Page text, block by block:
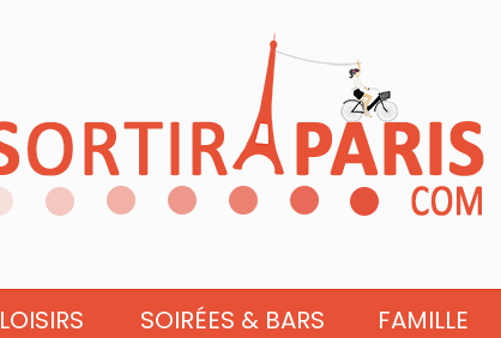
LOISIRS SOIRÉES & BARS FAMILLE